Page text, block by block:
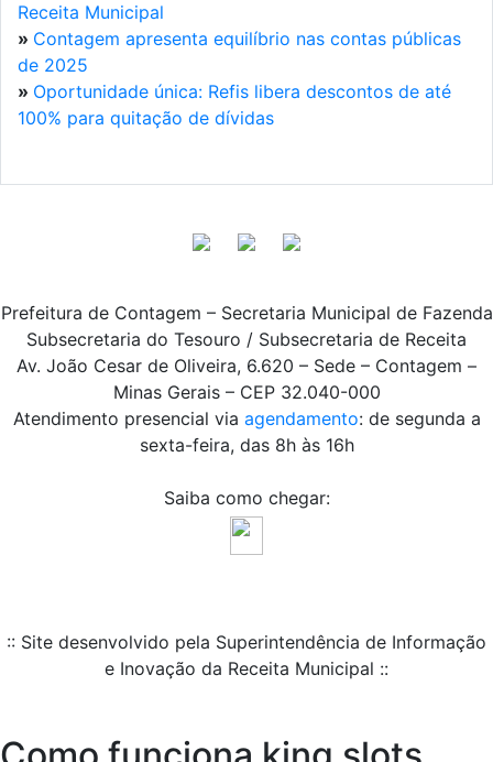
Receita Municipal
» Contagem apresenta equilíbrio nas contas públicas
de 2025
» Oportunidade única: Refis libera descontos de até
100% para quitação de dívidas
Prefeitura de Contagem – Secretaria Municipal de Fazenda
Subsecretaria do Tesouro / Subsecretaria de Receita
Av. João Cesar de Oliveira, 6.620 – Sede – Contagem –
Minas Gerais – CEP 32.040-000
Atendimento presencial via agendamento: de segunda a
sexta-feira, das 8h às 16h
Saiba como chegar:
:: Site desenvolvido pela Superintendência de Informação
e Inovação da Receita Municipal ::